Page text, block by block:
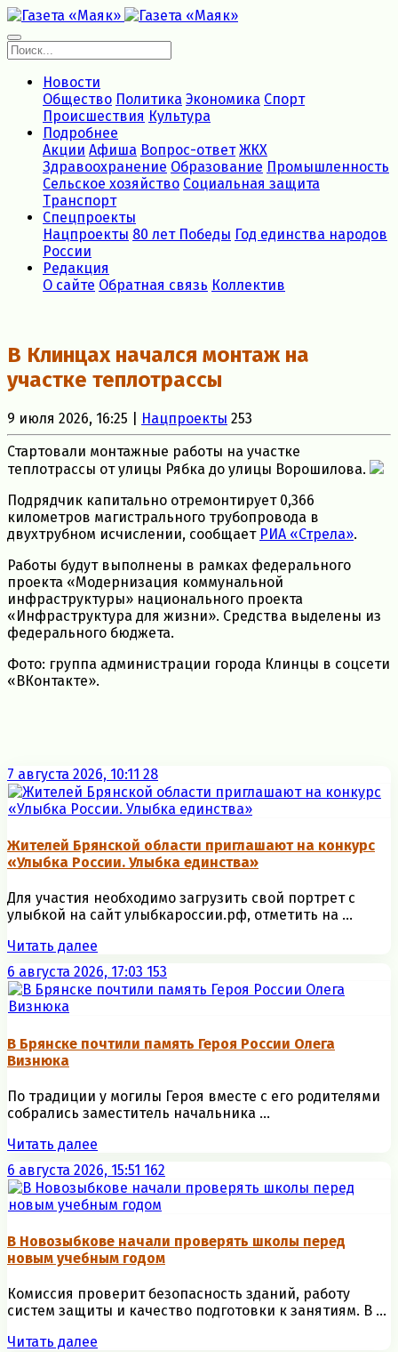
Новости
Общество Политика Экономика Спорт
Происшествия Культура
Подробнее
Акции Афиша Вопрос-ответ ЖКХ
Здравоохранение Образование Промышленность
Сельское хозяйство Социальная защита
Транспорт
Спецпроекты
Нацпроекты 80 лет Победы Год единства народов
России
Редакция
О сайте Обратная связь Коллектив
В Клинцах начался монтаж на
участке теплотрассы
9 июля 2026, 16:25 | Нацпроекты 253
Стартовали монтажные работы на участке
теплотрассы от улицы Рябка до улицы Ворошилова.
Подрядчик капитально отремонтирует 0,366
километров магистрального трубопровода в
двухтрубном исчислении, сообщает РИА «Стрела».
Работы будут выполнены в рамках федерального
проекта «Модернизация коммунальной
инфраструктуры» национального проекта
«Инфраструктура для жизни». Средства выделены из
федерального бюджета.
Фото: группа администрации города Клинцы в соцсети
«ВКонтакте».
7 августа 2026, 10:11 28
Жителей Брянской области приглашают на конкурс
«Улыбка России. Улыбка единства»
Для участия необходимо загрузить свой портрет с
улыбкой на сайт улыбкароссии.рф, отметить на ...
Читать далее
6 августа 2026, 17:03 153
В Брянске почтили память Героя России Олега
Визнюка
По традиции у могилы Героя вместе с его родителями
собрались заместитель начальника ...
Читать далее
6 августа 2026, 15:51 162
В Новозыбкове начали проверять школы перед
новым учебным годом
Комиссия проверит безопасность зданий, работу
систем защиты и качество подготовки к занятиям. В ...
Читать далее